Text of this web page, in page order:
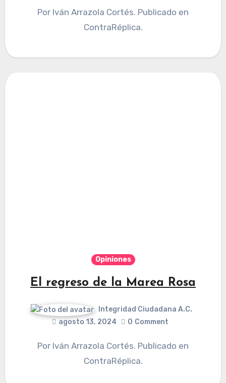
Por Iván Arrazola Cortés. Publicado en
ContraRéplica.
Opiniones
El regreso de la Marea Rosa
Integridad Ciudadana A.C.
agosto 13, 2024
0 Comment
Por Iván Arrazola Cortés. Publicado en
ContraRéplica.